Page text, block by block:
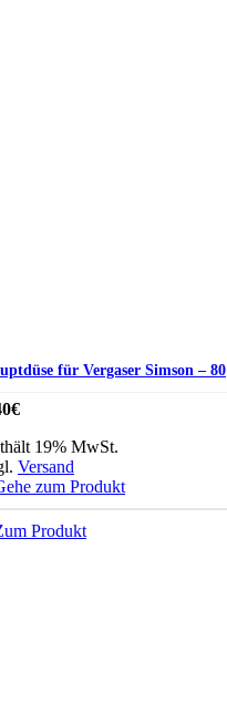
für Vergaser Simson – 80
€
19% MwSt.
Versand
zum Produkt
Produkt